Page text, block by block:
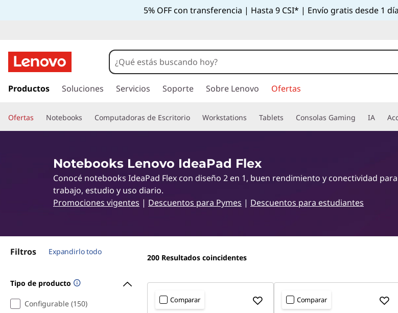
p
o
p
i
5% OFF con transferencia | Hasta 9 CSI* | Envío gratis desde 1
r
c
o
r
n
a
Productos Soluciones Servicios Soporte Sobre Lenovo Ofertas
Ofertas Notebooks Computadoras de Escritorio Workstations Tablets Consolas Gaming IA
Notebooks Lenovo IdeaPad Flex
Conocé notebooks IdeaPad Flex con diseño 2 en 1, buen rendimiento y conectividad para
trabajo, estudio y uso diario.
Promociones vigentes | Descuentos para Pymes | Descuentos para estudiantes
Filtros Expandirlo todo
Tipo de producto
Configurable (150)
200 Resultados coincidentes
Comparar Comparar